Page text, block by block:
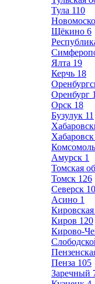
Тула 110
Щёкино 6
Ялта 19
Керчь 18
Оренбург
Орск 18
Бузулук 11
Хабаровск
Амурск 1
Томская
Томск 126
Северск 10
Асино 1
Кировская
Киров 120
Кирово-
Пенза 105
Заречный